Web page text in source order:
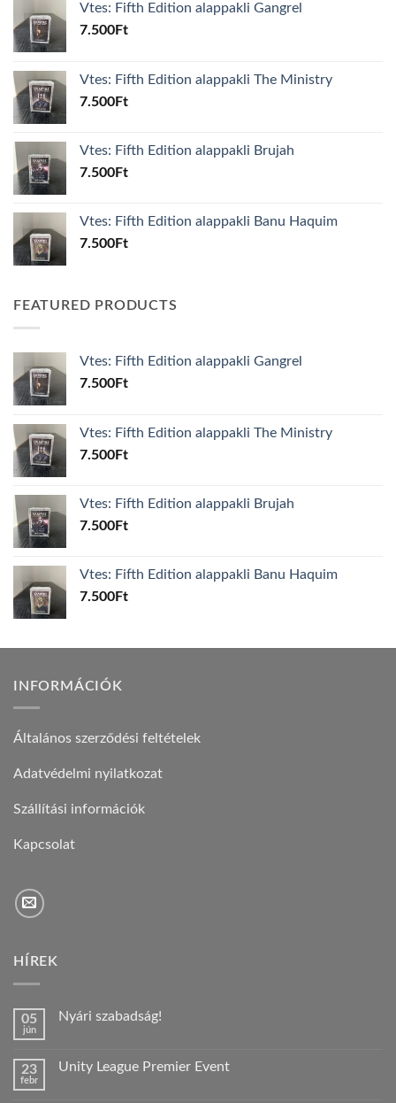
Vtes: Fifth Edition alappakli Gangrel
7.500Ft
Vtes: Fifth Edition alappakli The Ministry
7.500Ft
Vtes: Fifth Edition alappakli Brujah
7.500Ft
Vtes: Fifth Edition alappakli Banu Haquim
7.500Ft
FEATURED PRODUCTS
Vtes: Fifth Edition alappakli Gangrel
7.500Ft
Vtes: Fifth Edition alappakli The Ministry
7.500Ft
Vtes: Fifth Edition alappakli Brujah
7.500Ft
Vtes: Fifth Edition alappakli Banu Haquim
7.500Ft
INFORMÁCIÓK
Általános szerződési feltételek
Adatvédelmi nyilatkozat
Szállítási információk
Kapcsolat
HÍREK
05
jún
Nyári szabadság!
Nyári
23
febr
Unity League Premier Event